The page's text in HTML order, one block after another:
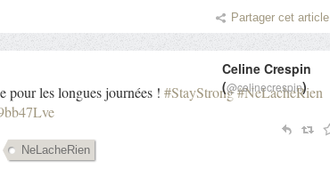
Partager cet article
pour les longues journées ! #StayStrong#NeLacheRien
Celine Crespin
(@celinecrespin)
NeLacheRien